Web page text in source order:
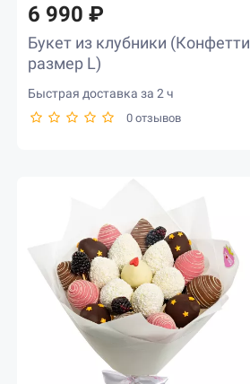
6 990 ₽
Букет из клубники (Конфетти
размер L)
Быстрая доставка за 2 ч
0 отзывов